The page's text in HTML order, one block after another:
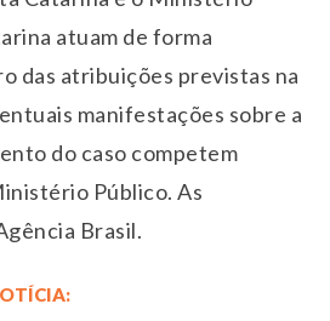
atuam de forma
das atribuições previstas na
manifestações sobre a
do caso competem
Público. As
Brasil.